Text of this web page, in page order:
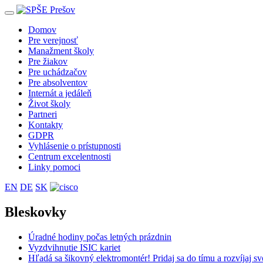
Toggle
navigationDomov
Pre verejnosť
Manažment školy
Pre žiakov
Pre uchádzačov
Pre absolventov
Internát a jedáleň
Život školy
Partneri
Kontakty
GDPR
Vyhlásenie o prístupnosti
Centrum excelentnosti
Linky pomoci
EN DE SK
Bleskovky
Úradné hodiny počas letných prázdnin
Vyzdvihnutie ISIC kariet
Hľadá sa šikovný elektromontér! Pridaj sa do tímu a rozvíjaj